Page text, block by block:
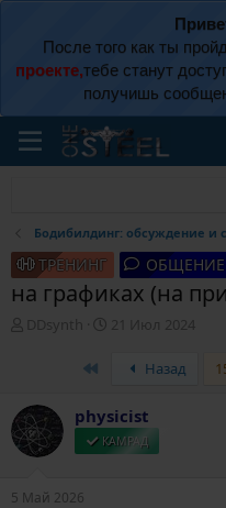
После того как ты
проекте,тебе станут
получишь
Бодибилдинг: обсуждение и
ТРЕНИНГ ОБЩЕНИЕ
на графиках (на
р
т
е
м
DDsynth
а
ч
21 Июл 2024
Назад
physicist
КАМРАД
5 Май 2026